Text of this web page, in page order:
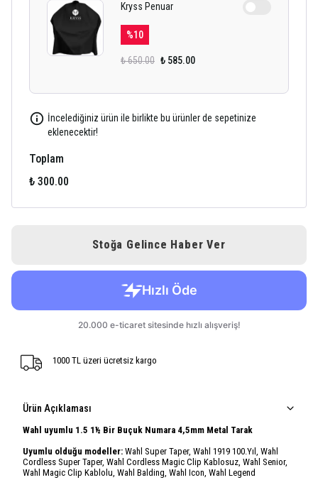
Kryss Penuar
%10
₺ 650.00 ₺ 585.00
İncelediğiniz ürün ile birlikte bu ürünler de sepetinize
eklenecektir!
Toplam
₺ 300.00
Stoğa Gelince Haber Ver
1000 TL üzeri ücretsiz kargo
Ürün Açıklaması
Wahl uyumlu 1.5 1½ Bir Buçuk Numara 4,5mm Metal Tarak
Uyumlu olduğu modeller: Wahl Super Taper, Wahl 1919 100.Yıl, Wahl
Cordless Super Taper, Wahl Cordless Magic Clip Kablosuz, Wahl Senior,
Wahl Magic Clip Kablolu, Wahl Balding, Wahl Icon, Wahl Legend